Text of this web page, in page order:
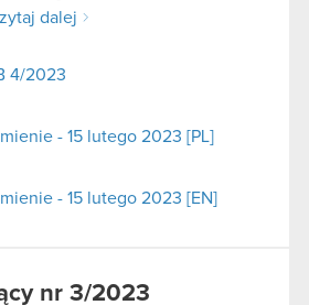
dalej
4/2023
- 15 lutego 2023 [PL]
- 15 lutego 2023 [EN]
nr 3/2023